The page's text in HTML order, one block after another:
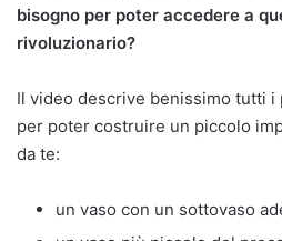
bisogno per poter accedere a
rivoluzionario?
Il video descrive benissimo tutti i
per poter costruire un piccolo
da te:
un vaso con un sottovaso